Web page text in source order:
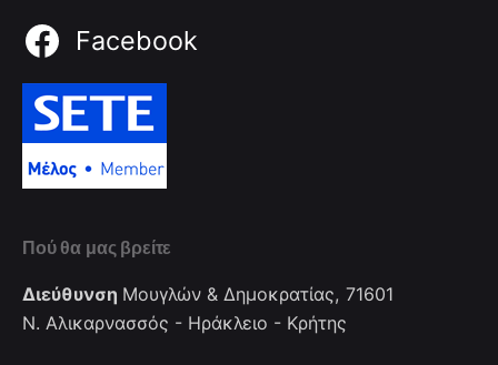
Facebook
Πού θα μας βρείτε
Διεύθυνση Μουγλών & Δημοκρατίας, 71601
Ν. Αλικαρνασσός - Ηράκλειο - Κρήτης